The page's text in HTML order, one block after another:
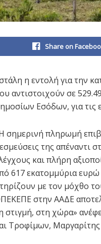
Share on
η εντολή για την
αντιστοιχούν σε
Εσόδων, για τις
σημερινή πληρωμή
της απέναντι
και πλήρη
617 εκατομμύρια
με τον μόχθο
στην ΑΑΔΕ
στιγμή, στη χώρα»
Τροφίμων, Μαργαρίτης